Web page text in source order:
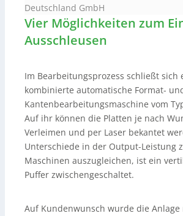
Deutschland GmbH
Vier Möglichkeiten zum
Ausschleusen
Im Bearbeitungsprozess schließt sich
kombinierte automatische Format-
Kantenbearbeitungsmaschine vom
Auf ihr können die Platten je nach
Verleimen und per Laser bekantet
Unterschiede in der Output-Leistung
Maschinen auszugleichen, ist ein
Puffer zwischengeschaltet.
Auf Kundenwunsch wurde die